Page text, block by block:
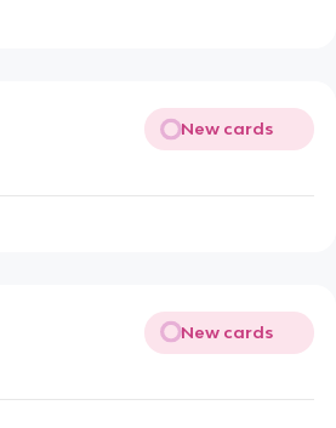
New cards
New cards